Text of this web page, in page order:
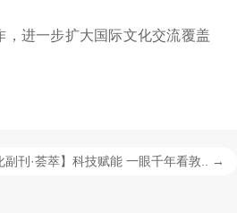
进一步扩大国际文化交流覆盖
副刊·荟萃】科技赋能 一眼千年看敦.. →